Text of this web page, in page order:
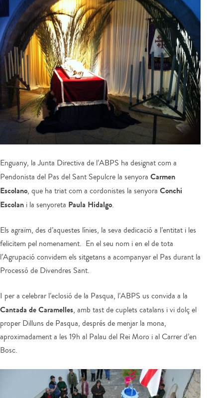
Enguany, la Junta Directiva de l’ABPS ha designat com a
Pendonista del Pas del Sant Sepulcre la senyora Carmen
Escolano, que ha triat com a cordonistes la senyora Conchi
Escolan i la senyoreta Paula Hidalgo.
Els agraïm, des d’aquestes línies, la seva dedicació a l’entitat i les
felicitem pel nomenament. En el seu nom i en el de tota
l’Agrupació convidem els sitgetans a acompanyar el Pas durant la
Processó de Divendres Sant.
I per a celebrar l’eclosió de la Pasqua, l’ABPS us convida a la
Cantada de Caramelles, amb tast de cuplets catalans i vi dolç el
proper Dilluns de Pasqua, després de menjar la mona,
aproximadament a les 19h al Palau del Rei Moro i al Carrer d’en
Bosc.